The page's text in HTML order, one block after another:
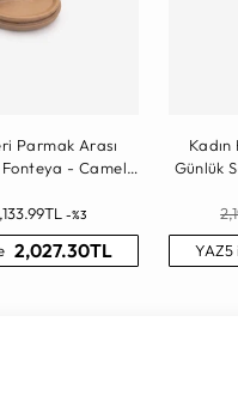
Parmak Arası
- Camel
-%3
2,027.30TL
Günlük
YAZ5